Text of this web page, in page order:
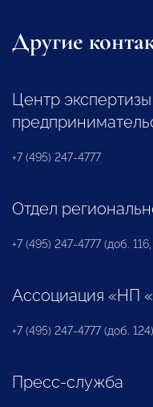
Другие
Центр
+7 (495) 247-4777
Отдел
+7 (495) 247-4777 (доб. 116,
Ассоциация «НП
+7 (495) 247-4777 (доб. 124)
Пресс-служба